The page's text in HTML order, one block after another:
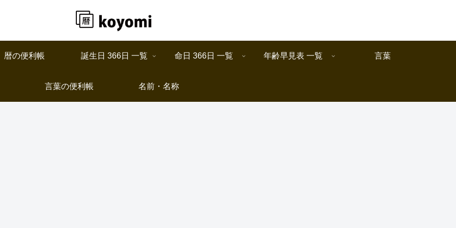
暦の便利帳 誕生日 366日 一覧 命日 366日 一覧 年齢早見表 一覧 言葉
言葉の便利帳 名前・名称